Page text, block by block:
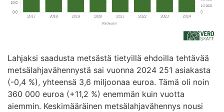
Lahjaksi saadusta metsästä tietyillä ehdoilla tehtävää
metsälahjavähennystä sai vuonna 2024 251 asiakasta
(-0,4 %), yhteensä 3,6 miljoonaa euroa. Tämä oli noin
360 000 euroa (+11,2 %) enemmän kuin vuotta
aiemmin. Keskimääräinen metsälahjavähennys nousi